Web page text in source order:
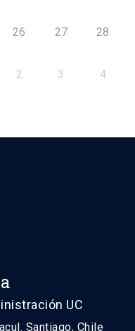
26 27 28
2 3 4
UC
Santiago, Chile